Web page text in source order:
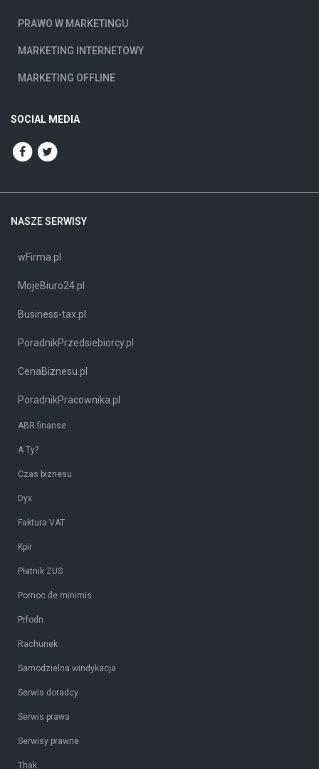
PRAWO W MARKETINGU
MARKETING INTERNETOWY
MARKETING OFFLINE
SOCIAL MEDIA
NASZE SERWISY
wFirma.pl
MojeBiuro24.pl
Business-tax.pl
PoradnikPrzedsiebiorcy.pl
CenaBiznesu.pl
PoradnikPracownika.pl
ABR finanse
A Ty?
Czas biznesu
Dyx
Faktura VAT
Kpir
Płatnik ZUS
Pomoc de minimis
Prfodn
Rachunek
Samodzielna windykacja
Serwis doradcy
Serwis prawa
Serwisy prawne
Thak